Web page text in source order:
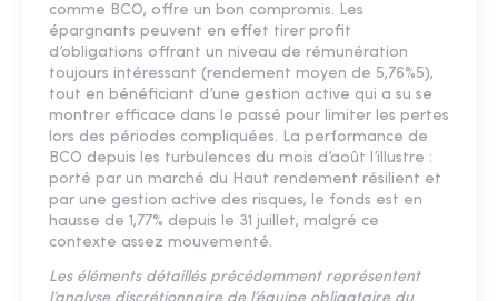
comme BCO, offre un bon compromis. Les
épargnants peuvent en effet tirer profit
d’obligations offrant un niveau de rémunération
toujours intéressant (rendement moyen de 5,76%5),
tout en bénéficiant d’une gestion active qui a su se
montrer efficace dans le passé pour limiter les pertes
lors des périodes compliquées. La performance de
BCO depuis les turbulences du mois d’août l’illustre :
porté par un marché du Haut rendement résilient et
par une gestion active des risques, le fonds est en
hausse de 1,77% depuis le 31 juillet, malgré ce
contexte assez mouvementé.
Les éléments détaillés précédemment représentent